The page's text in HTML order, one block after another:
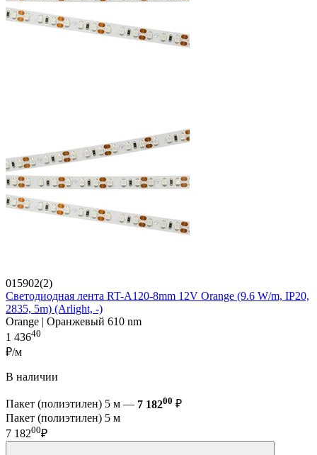
015902(2)
Светодиодная лента RT-A120-8mm 12V Orange (9.6 W/m, IP20,
2835, 5m) (Arlight, -)
Orange | Оранжевый 610 nm
1 43640
₽/м
В наличии
Пакет (полиэтилен) 5 м — 7 18200 ₽
Пакет (полиэтилен) 5 м
7 18200₽